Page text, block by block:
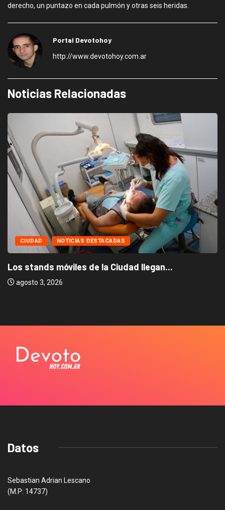
derecho, un puntazo en cada pulmón y otras seis heridas.
Portal Devotohoy
http://www.devotohoy.com.ar
Noticias Relacionadas
CIUDAD NOTICIAS DESTACADAS
Los stands móviles de la Ciudad llegan...
agosto 3, 2026
Datos
Sebastian Adrian Lescano
(M.P: 14737)